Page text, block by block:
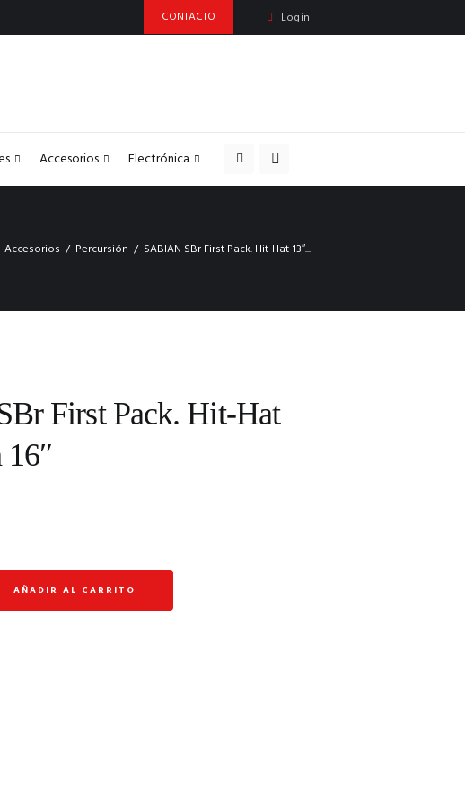
CONTACTO Login
Accesorios Electrónica
Accesorios Percursión SABIAN SBr First Pack. Hit-Hat 13″...
First Pack. Hit-Hat
16″
AÑADIR AL CARRITO